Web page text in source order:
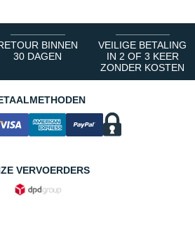
BINNEN
30 DAGEN
VEILIGE BETALING
IN 2 OF 3 KEER
ZONDER KOSTEN
VERVOERDERS